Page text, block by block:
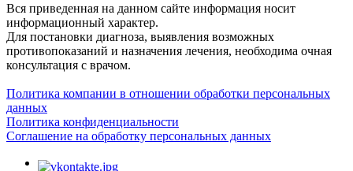
Вся приведенная на данном сайте информация носит
информационный характер.
Для постановки диагноза, выявления возможных
противопоказаний и назначения лечения, необходима очная
консультация с врачом.
Политика компании в отношении обработки персональных
данных
Политика конфиденциальности
Соглашение на обработку персональных данных